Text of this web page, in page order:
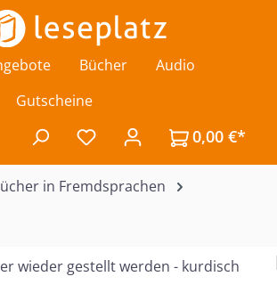
Bücher
Audio
Gutscheine
Du hast 0 Produkte auf
0,00 €*
in Fremdsprachen